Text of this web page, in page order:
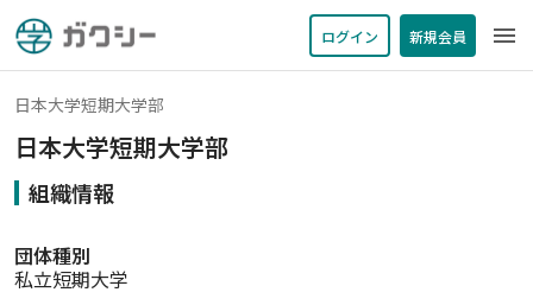
ログイン 新規会員 menu
日本大学短期大学部
日本大学短期大学部
組織情報
団体種別
私立短期大学